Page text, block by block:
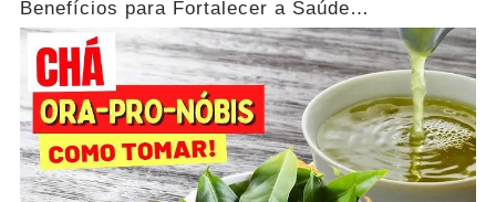
Benefícios para Fortalecer a Saúde
Feminina...Ver mais